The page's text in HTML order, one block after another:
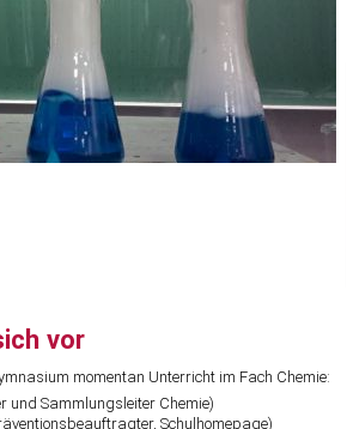
vor
momentan Unterricht im Fach Chemie:
und Sammlungsleiter Chemie)
Schulhomepage)